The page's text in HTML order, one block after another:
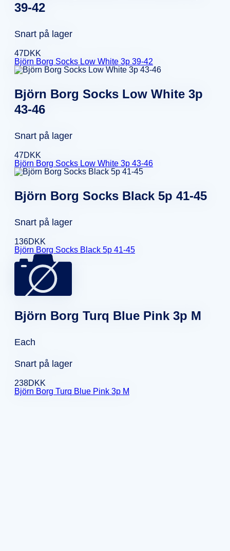
39-42
Snart på lager
47DKK
Björn Borg Socks Low White 3p 39-42
Björn Borg Socks Low White 3p
43-46
Snart på lager
47DKK
Björn Borg Socks Low White 3p 43-46
Björn Borg Socks Black 5p 41-45
Snart på lager
136DKK
Björn Borg Socks Black 5p 41-45
Björn Borg Turq Blue Pink 3p M
Each
Snart på lager
238DKK
Björn Borg Turq Blue Pink 3p M